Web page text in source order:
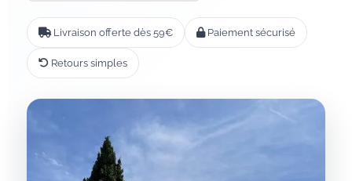
Livraison offerte dès 59€ Paiement sécurisé
Retours simples